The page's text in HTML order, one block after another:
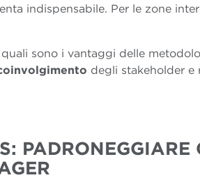
indispensabile. Per le zone
sono i vantaggi delle
degli stakeholder e
PADRONEGGIARE